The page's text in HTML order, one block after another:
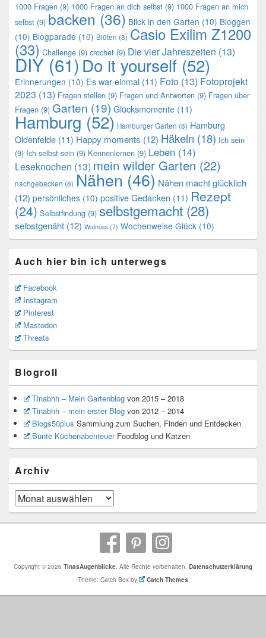
1000 Fragen (9) 1000 Fragen an dich selbst (9) 1000 Fragen an mich
selbst (9) backen (36) Blick in den Garten (10) Bloggen
(10) Blogparade (10) Blüten (8) Casio Exilim Z1200
(33) Challenge (9) crochet (9) Die vier Jahreszeiten (13)
DIY (61)Do it yourself (52)
Erinnerungen (10) Es war einmal (11) Foto (13) Fotoprojekt
2023 (13) Fragen stellen (9) Fragen und Antworten (9) Fragen über
Fragen (9) Garten (19) Glücksmomente (11)
Hamburg (52) Hamburger Garten (8) Hamburg
Oldenfelde (11) Happy moments (12) Häkeln (18) Ich sein
(9) Ich selbst sein (9) Kennenlernen (9) Leben (14)
Leseknochen (13) mein wilder Garten (22)
nachgebacken (8) Nähen (46) Nähen macht glücklich
(12) persönliches (10) positive Gedanken (11) Rezept
(24) Selbstfindung (9) selbstgemacht (28)
selbstgenäht (12) Walnuss (7) Wochenweise Glück (10)
Auch hier bin ich unterwegs
Facebook
Instagram
Pinterest
Mastodon
Threats
Blogroll
Tinabhh – Mein Gartenblogvon 2015 – 2018
Tinabhh – mein erster Blogvon 2012 – 2014
Blogs50plus Sammlung zum Suchen, Finden und Entdecken
Bunte KüchenabenteuerFoodblog und Katzen
Archiv
Archiv
Copyright © 2026 TinasAugenblicke. Alle Rechte vorbehalten. Datenschutzerklärung
Theme: Catch Box by
Catch Themes